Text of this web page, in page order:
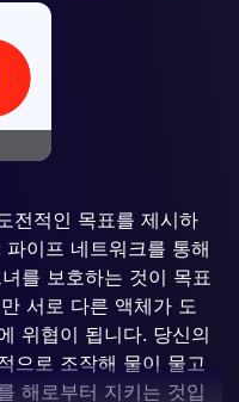
전적인 목표를 제시하
이프 네트워크를 통해
를 보호하는 것이 목표
서로 다른 액체가 도
위협이 됩니다. 당신의
으로 조작해 물이 물고
해로부터 지키는 것입